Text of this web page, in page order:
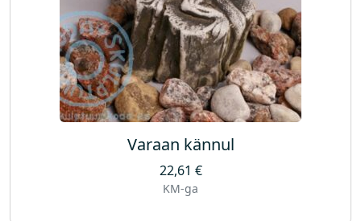
Varaan kännul
22,61 €
KM-ga